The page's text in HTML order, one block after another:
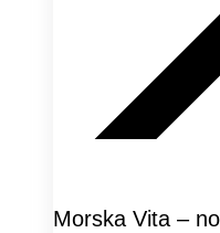
Morska Vita –